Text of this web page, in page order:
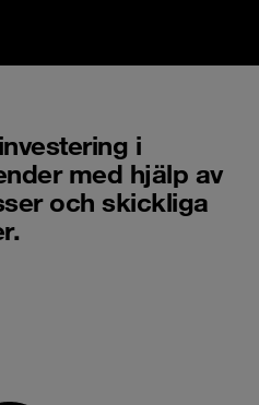
i
med hjälp av
och skickliga